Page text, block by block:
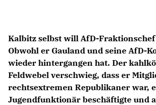
Redebeiträge
Anträge CDU
Kleine Anfragen
CDU Deutschland
Kalbitz selbst will AfD-
Obwohl er Gauland und seine AfD-
wieder hintergangen hat. Der
Feldwebel verschwieg, dass er
rechtsextremen Republikaner war,
Jugendfunktionär beschäftigte und